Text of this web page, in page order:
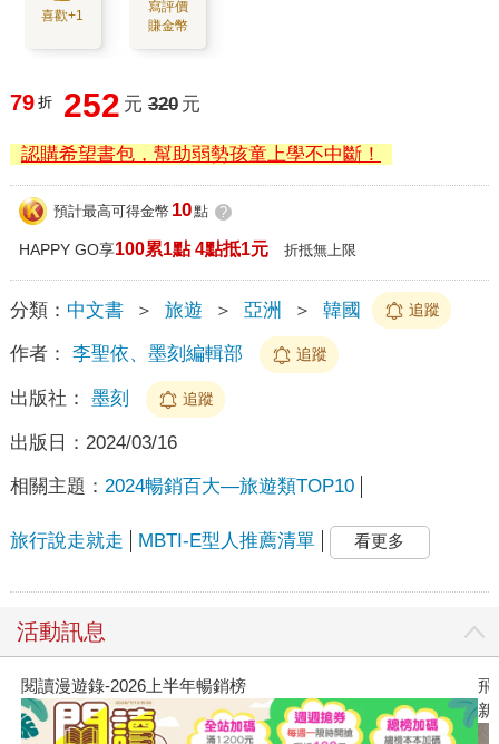
喜歡+1
寫評價
賺金幣
79 折 252 元 320 元
認購希望書包，幫助弱勢孩童上學不中斷！
預計最高可得金幣 10點 ?
HAPPY GO享100累1點 4點抵1元 折抵無上限
分類： 中文書 ＞ 旅遊 ＞ 亞洲 ＞ 韓國 追蹤
作者： 李聖依、墨刻編輯部 追蹤
出版社： 墨刻 追蹤
出版日： 2024/03/16
相關主題： 2024暢銷百大—旅遊類TOP10
旅行說走就走 MBTI-E型人推薦清單 看更多
活動訊息
閱讀漫遊錄-2026上半年暢銷榜
飛
新